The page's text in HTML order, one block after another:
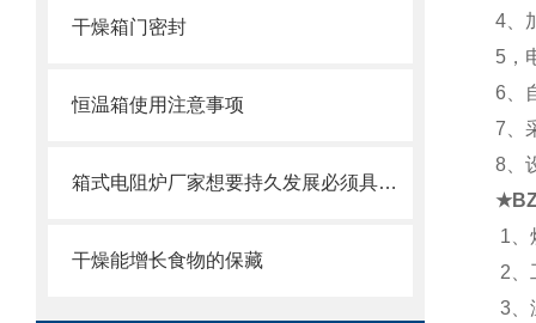
干燥箱门密封
恒温箱使用注意事项
箱式电阻炉厂家想要持久发展必须具备的素质
干燥能增长食物的保藏
4、
5，
6、
7、
8、
1、
2、
3、